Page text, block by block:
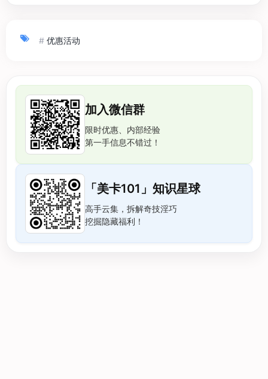
# 优惠活动
加入微信群
限时优惠、内部经验
第一手信息不错过！
「美卡101」知识星球
高手云集，拆解奇技淫巧
挖掘隐藏福利！